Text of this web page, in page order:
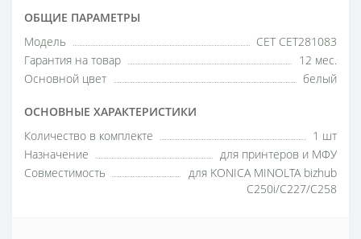
ОБЩИЕ ПАРАМЕТРЫ
Модель
CET CET281083
Гарантия на товар
12 мес.
Основной цвет
белый
ОСНОВНЫЕ ХАРАКТЕРИСТИКИ
Количество в комплекте
1 шт
Назначение
для принтеров и МФУ
Совместимость
для KONICA MINOLTA bizhub
C250i/C227/C258